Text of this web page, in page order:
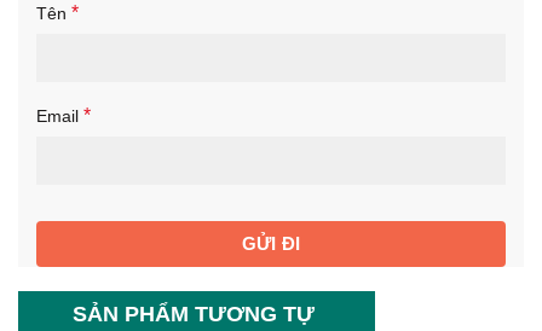
Tên *
Email *
SẢN PHẨM TƯƠNG TỰ